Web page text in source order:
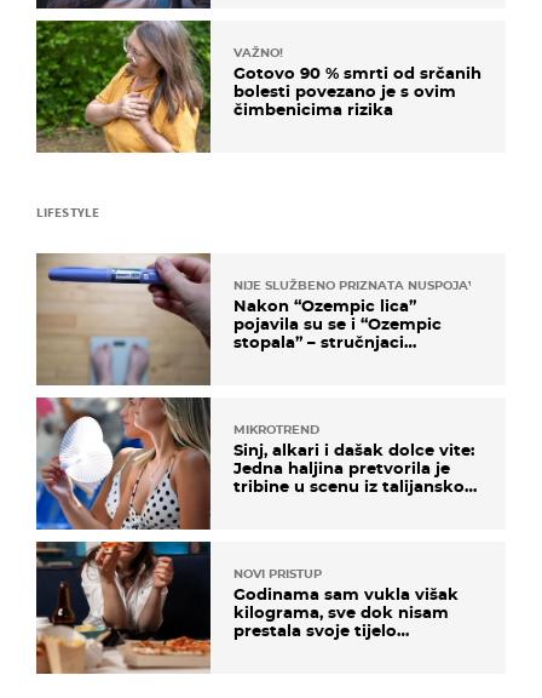
VAŽNO!
Gotovo 90 % smrti od srčanih
bolesti povezano je s ovim
čimbenicima rizika
LIFESTYLE
NIJE SLUŽBENO PRIZNATA NUSPOJAVA, ALI ...
Nakon “Ozempic lica”
pojavila su se i “Ozempic
stopala” – stručnjaci
MIKROTREND
Sinj, alkari i dašak dolce vite:
Jedna haljina pretvorila je
tribine u scenu iz talijanskog
NOVI PRISTUP
Godinama sam vukla višak
kilograma, sve dok nisam
prestala svoje tijelo